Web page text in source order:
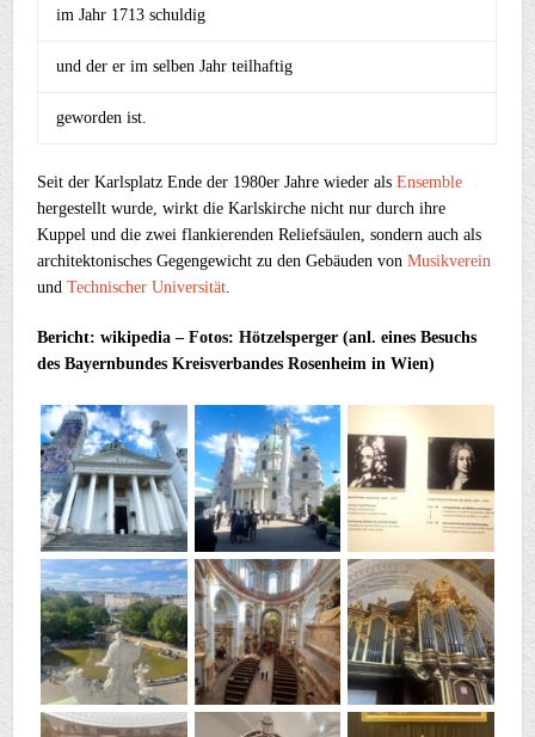
im Jahr 1713 schuldig
und der er im selben Jahr teilhaftig
geworden ist.
Seit der Karlsplatz Ende der 1980er Jahre wieder alsEnsemble
hergestellt wurde, wirkt die Karlskirche nicht nur durch ihre
Kuppel und die zwei flankierenden Reliefsäulen, sondern auch als
architektonisches Gegengewicht zu den Gebäuden vonMusikverein
undTechnischer Universität.
Bericht: wikipedia – Fotos: Hötzelsperger (anl. eines Besuchs
des Bayernbundes Kreisverbandes Rosenheim in Wien)